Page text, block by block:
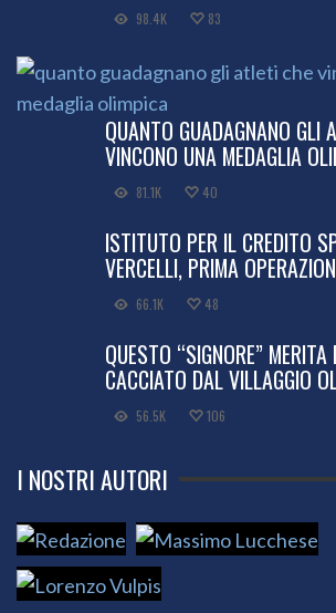
98.4K 83
QUANTO GUADAGNANO GLI
VINCONO UNA MEDAGLIA
81.1K 40
ISTITUTO PER IL CREDITO
VERCELLI, PRIMA
66.1K 48
QUESTO “SIGNORE” MERITA
CACCIATO DAL VILLAGGIO
56.5K 106
I NOSTRI AUTORI